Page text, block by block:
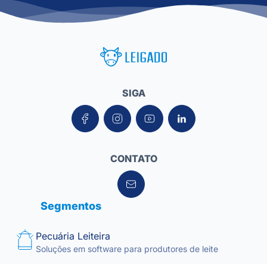
Leigado Tecnologia para Pecuária
SIGA
CONTATO
Segmentos
Pecuária Leiteira
Soluções em software para produtores de leite